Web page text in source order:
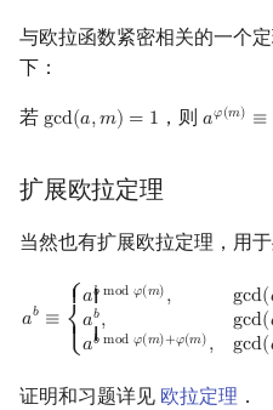
与欧拉函数紧密相关的一个
下：
若 gcd(𝑎,𝑚) = 1
gcd(a,m)= 1 ，则𝑎𝜑(𝑚) ≡
aφ(m )≡
扩展欧拉定理
当然也有扩展欧拉定理，用
𝑎𝑏 ≡
⎧
{ {
⎨
{ {
⎩
𝑎𝑏 mod 𝜑(𝑚), gcd(
𝑎𝑏, gcd(
𝑎𝑏 mod 𝜑(𝑚)+𝜑(𝑚), gcd(
bmodφ(m), m)=1
证明和习题详见 欧拉定理 ．